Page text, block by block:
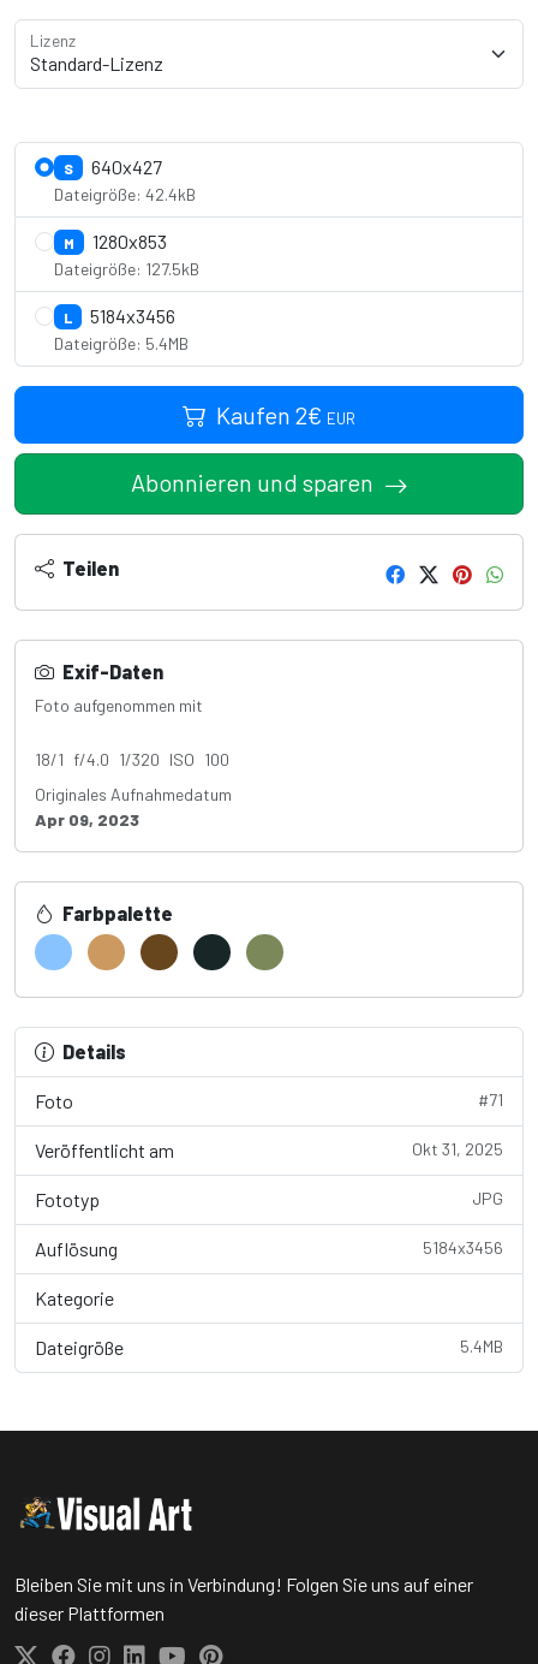
Lizenz
S 640x427
Dateigröße: 42.4kB
M 1280x853
Dateigröße: 127.5kB
L 5184x3456
Dateigröße: 5.4MB
Kaufen 2€ EUR
Abonnieren und sparen
Teilen
Exif-Daten
Foto aufgenommen mit
18/1 f/4.0 1/320 ISO 100
Originales Aufnahmedatum
Apr 09, 2023
Farbpalette
Details
Foto #71
Veröffentlicht am Okt 31, 2025
Fototyp JPG
Auflösung 5184x3456
Kategorie
Dateigröße 5.4MB
Bleiben Sie mit uns in Verbindung! Folgen Sie uns auf einer
dieser Plattformen